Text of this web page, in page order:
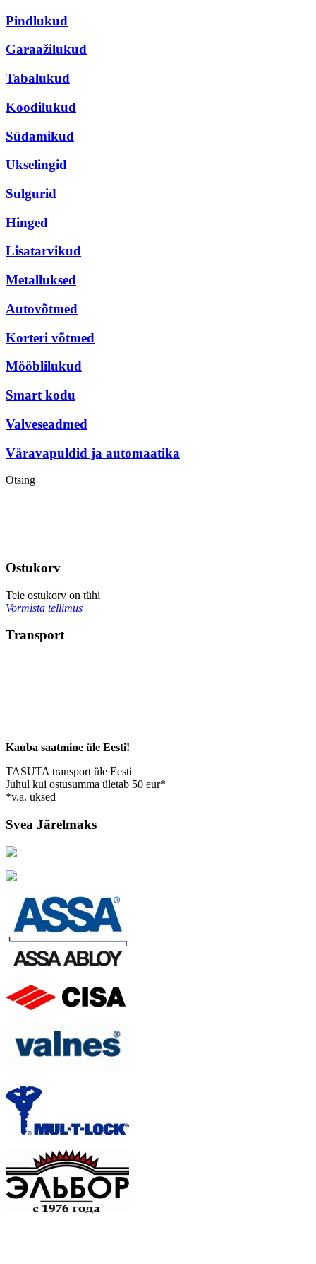
Pindlukud
Garaažilukud
Tabalukud
Koodilukud
Südamikud
Ukselingid
Sulgurid
Hinged
Lisatarvikud
Metalluksed
Autovõtmed
Korteri võtmed
Mööblilukud
Smart kodu
Valveseadmed
Väravapuldid ja automaatika
Otsing
Ostukorv
Teie ostukorv on tühi
Vormista tellimus
Transport
Kauba saatmine üle Eesti!
TASUTA transport üle Eesti
Juhul kui ostusumma ületab 50 eur*
*v.a. uksed
Svea Järelmaks